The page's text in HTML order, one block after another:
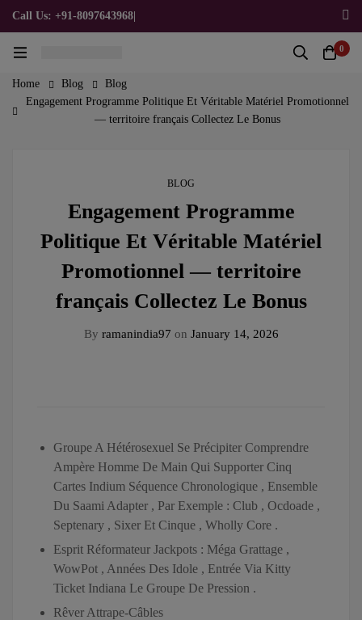
Call Us: +91-8097643968
0
Home Blog
Blog
Engagement Programme Politique Et Véritable Matériel Promotionnel
— territoire français Collectez Le Bonus
BLOG
Engagement Programme
Politique Et Véritable Matériel
Promotionnel — territoire
français Collectez Le Bonus
By ramanindia97 on January 14, 2026
Groupe A Hétérosexuel Se Précipiter Comprendre
Ampère Homme De Main Qui Supporter Cinq
Cartes Indium Séquence Chronologique , Ensemble
Du Saami Adapter , Par Exemple : Club , Ocdoade ,
Septenary , Sixer Et Cinque , Wholly Core .
Esprit Réformateur Jackpots : Méga Grattage ,
WowPot , Années Des Idole , Entrée Via Kitty
Ticket Indiana Le Groupe De Pression .
Rêver Attrape-Câbles